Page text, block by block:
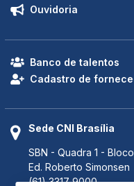
Ouvidoria
Banco de talentos
Cadastro de
Sede CNI Brasília
SBN - Quadra 1 -
Ed. Roberto Simonsen
(61) 3317 9000